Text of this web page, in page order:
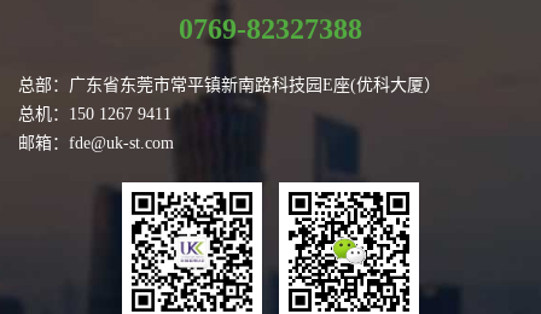
0769-82327388
总部：广东省东莞市常平镇新南路科技园E座(优科大厦）
总机：150 1267 9411
邮箱：fde@uk-st.com